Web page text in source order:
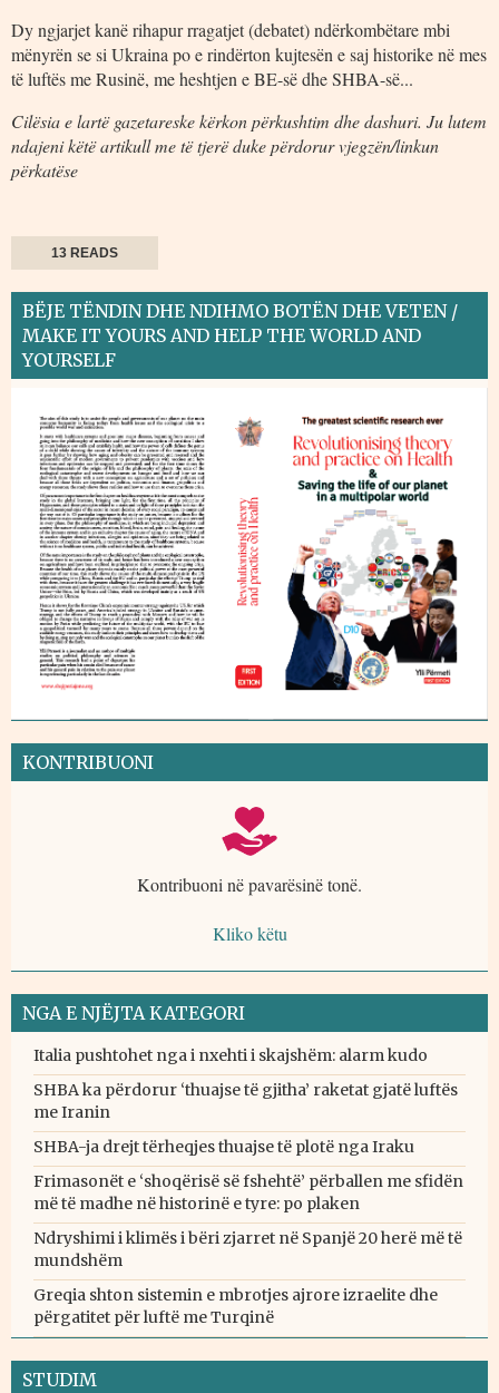
Dy ngjarjet kanë rihapur rragatjet (debatet) ndërkombëtare mbi
mënyrën se si Ukraina po e rindërton kujtesën e saj historike në mes
të luftës me Rusinë, me heshtjen e BE-së dhe SHBA-së...
Cilësia e lartë gazetareske kërkon përkushtim dhe dashuri. Ju lutem
ndajeni këtë artikull me të tjerë duke përdorur vjegzën/linkun
përkatëse
13 READS
BËJE TËNDIN DHE NDIHMO BOTËN DHE VETEN /
MAKE IT YOURS AND HELP THE WORLD AND
YOURSELF
KONTRIBUONI
Kontribuoni në pavarësinë tonë.
Kliko këtu
NGA E NJËJTA KATEGORI
Italia pushtohet nga i nxehti i skajshëm: alarm kudo
SHBA ka përdorur ‘thuajse të gjitha’ raketat gjatë luftës
me Iranin
SHBA-ja drejt tërheqjes thuajse të plotë nga Iraku
Frimasonët e ‘shoqërisë së fshehtë’ përballen me sfidën
më të madhe në historinë e tyre: po plaken
Ndryshimi i klimës i bëri zjarret në Spanjë 20 herë më të
mundshëm
Greqia shton sistemin e mbrotjes ajrore izraelite dhe
përgatitet për luftë me Turqinë
STUDIM